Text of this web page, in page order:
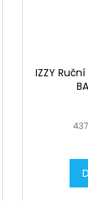
IZZY